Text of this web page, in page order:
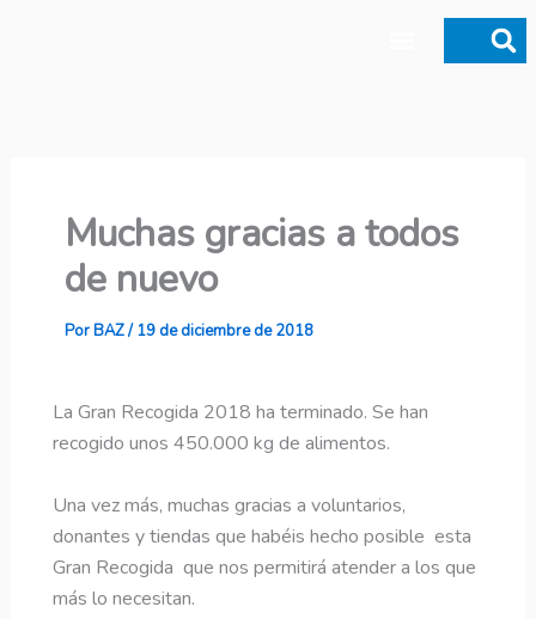
Muchas gracias a todos
de nuevo
PorBAZ/19 de diciembre de 2018
La Gran Recogida 2018 ha terminado. Se han
recogido unos 450.000 kg de alimentos.
Una vez más, muchas gracias a voluntarios,
donantes y tiendas que habéis hecho posible esta
Gran Recogida que nos permitirá atender a los que
más lo necesitan.